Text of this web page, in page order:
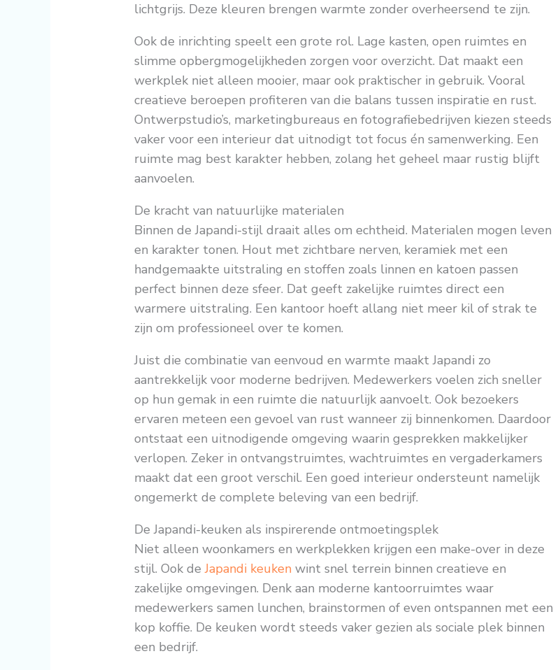
lichtgrijs. Deze kleuren brengen warmte zonder overheersend te zijn.
Ook de inrichting speelt een grote rol. Lage kasten, open ruimtes en
slimme opbergmogelijkheden zorgen voor overzicht. Dat maakt een
werkplek niet alleen mooier, maar ook praktischer in gebruik. Vooral
creatieve beroepen profiteren van die balans tussen inspiratie en rust.
Ontwerpstudio’s, marketingbureaus en fotografiebedrijven kiezen steeds
vaker voor een interieur dat uitnodigt tot focus én samenwerking. Een
ruimte mag best karakter hebben, zolang het geheel maar rustig blijft
aanvoelen.
De kracht van natuurlijke materialen
Binnen de Japandi-stijl draait alles om echtheid. Materialen mogen leven
en karakter tonen. Hout met zichtbare nerven, keramiek met een
handgemaakte uitstraling en stoffen zoals linnen en katoen passen
perfect binnen deze sfeer. Dat geeft zakelijke ruimtes direct een
warmere uitstraling. Een kantoor hoeft allang niet meer kil of strak te
zijn om professioneel over te komen.
Juist die combinatie van eenvoud en warmte maakt Japandi zo
aantrekkelijk voor moderne bedrijven. Medewerkers voelen zich sneller
op hun gemak in een ruimte die natuurlijk aanvoelt. Ook bezoekers
ervaren meteen een gevoel van rust wanneer zij binnenkomen. Daardoor
ontstaat een uitnodigende omgeving waarin gesprekken makkelijker
verlopen. Zeker in ontvangstruimtes, wachtruimtes en vergaderkamers
maakt dat een groot verschil. Een goed interieur ondersteunt namelijk
ongemerkt de complete beleving van een bedrijf.
De Japandi-keuken als inspirerende ontmoetingsplek
Niet alleen woonkamers en werkplekken krijgen een make-over in deze
stijl. Ook deJapandi keuken wint snel terrein binnen creatieve en
zakelijke omgevingen. Denk aan moderne kantoorruimtes waar
medewerkers samen lunchen, brainstormen of even ontspannen met een
kop koffie. De keuken wordt steeds vaker gezien als sociale plek binnen
een bedrijf.